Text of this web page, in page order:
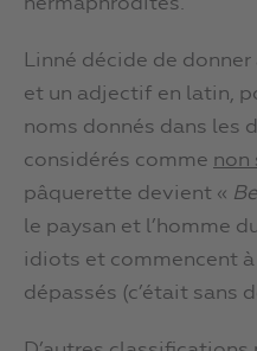
Linné décide de
et un adjectif en latin,
noms donnés dans les
considérés comme non
pâquerette devient «
le paysan et l’homme
idiots et commencent
dépassés (c’était sans